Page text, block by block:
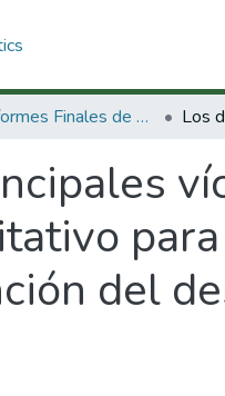
1.1.1. Informes Finales de Proyectos de Investigación
del